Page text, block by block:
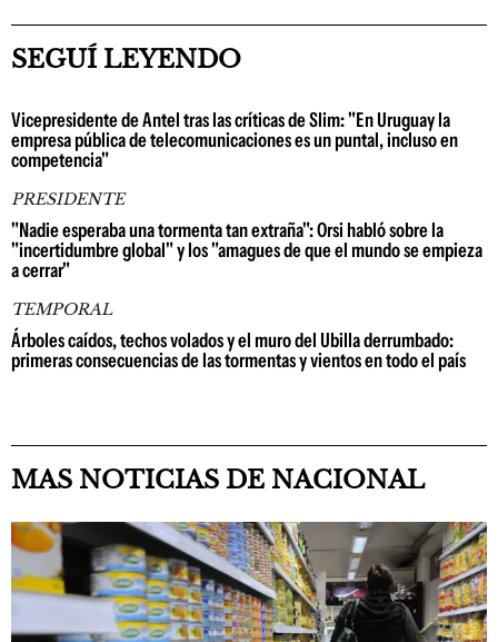
SEGUÍ LEYENDO
Vicepresidente de Antel tras las críticas de Slim: "En Uruguay la
empresa pública de telecomunicaciones es un puntal, incluso en
competencia"
PRESIDENTE
"Nadie esperaba una tormenta tan extraña": Orsi habló sobre la
"incertidumbre global" y los "amagues de que el mundo se empieza
a cerrar"
TEMPORAL
Árboles caídos, techos volados y el muro del Ubilla derrumbado:
primeras consecuencias de las tormentas y vientos en todo el país
MAS NOTICIAS DE NACIONAL